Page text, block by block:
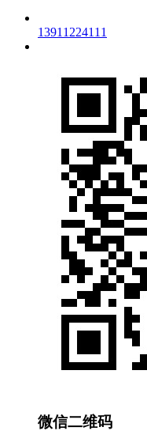
13911224111
微信二维码